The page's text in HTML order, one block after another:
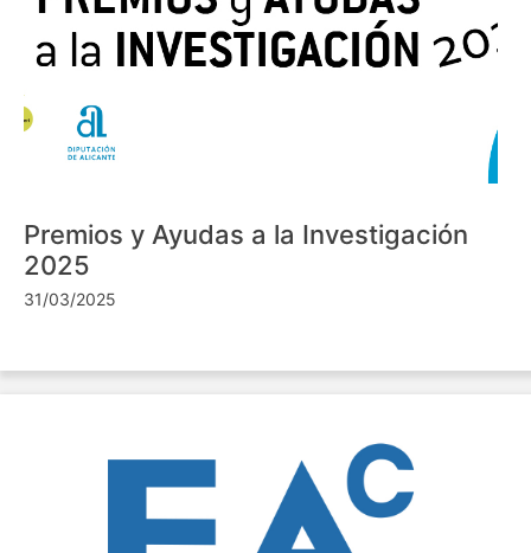
Premios y Ayudas a la Investigación
2025
31/03/2025